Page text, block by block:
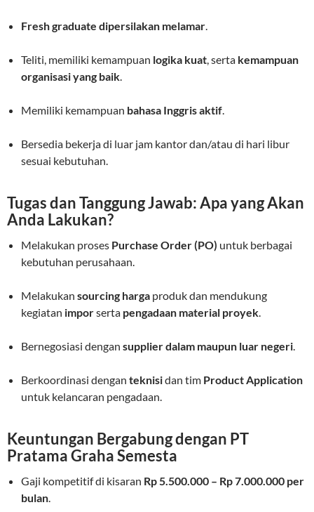
Fresh graduate dipersilakan melamar.
Teliti, memiliki kemampuan logika kuat, serta kemampuan
organisasi yang baik.
Memiliki kemampuan bahasa Inggris aktif.
Bersedia bekerja di luar jam kantor dan/atau di hari libur
sesuai kebutuhan.
Tugas dan Tanggung Jawab: Apa yang Akan
Anda Lakukan?
Melakukan proses Purchase Order (PO) untuk berbagai
kebutuhan perusahaan.
Melakukan sourcing harga produk dan mendukung
kegiatan imporserta pengadaan material proyek.
Bernegosiasi dengan supplier dalam maupun luar negeri.
Berkoordinasi dengan teknisidan tim Product Application
untuk kelancaran pengadaan.
Keuntungan Bergabung dengan PT
Pratama Graha Semesta
Gaji kompetitif di kisaran Rp 5.500.000 – Rp 7.000.000 per
bulan.